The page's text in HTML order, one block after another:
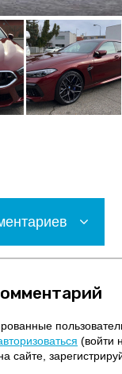
(войти
сайте,